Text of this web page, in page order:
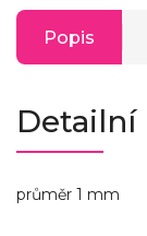
Popis
průměr 1 mm